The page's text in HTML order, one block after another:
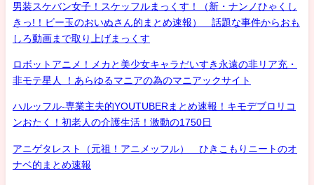
男装スケバン女子！スケッフルまっくす！（新・ナンノひゃくし
きっ!！ビー玉のおいぬさん的まとめ速報） 話題な事件からおも
しろ動画まで取り上げまっくす
ロボットアニメ！メカと美少女キャラだいすき永遠の非リア充・
非モテ星人 ！あらゆるマニアの為のマニアックサイト
ハルッフル-専業主夫的YOUTUBERまとめ速報！キモデブロリコ
ンおたく！初老人の介護生活！激動の1750日
アニゲタレスト（元祖！アニメッフル） ひきこもりニートのオ
ナベ的まとめ速報